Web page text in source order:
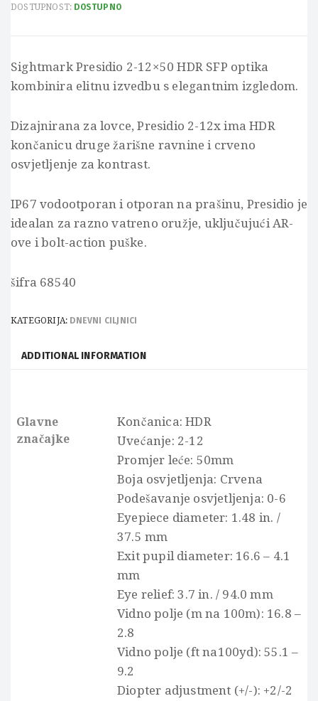
DOSTUPNOST: DOSTUPNO
Sightmark Presidio 2-12×50 HDR SFP optika
kombinira elitnu izvedbu s elegantnim izgledom.
Dizajnirana za lovce, Presidio 2-12x ima HDR
končanicu druge žarišne ravnine i crveno
osvjetljenje za kontrast.
IP67 vodootporan i otporan na prašinu, Presidio je
idealan za razno vatreno oružje, uključujući AR-
ove i bolt-action puške.
šifra 68540
KATEGORIJA: DNEVNI CILJNICI
ADDITIONAL INFORMATION
Glavne
značajke
Končanica: HDR
Uvećanje: 2-12
Promjer leće: 50mm
Boja osvjetljenja: Crvena
Podešavanje osvjetljenja: 0-6
Eyepiece diameter: 1.48 in. /
37.5 mm
Exit pupil diameter: 16.6 – 4.1
mm
Eye relief: 3.7 in. / 94.0 mm
Vidno polje (m na 100m): 16.8 –
2.8
Vidno polje (ft na100yd): 55.1 –
9.2
Diopter adjustment (+/-): +2/-2